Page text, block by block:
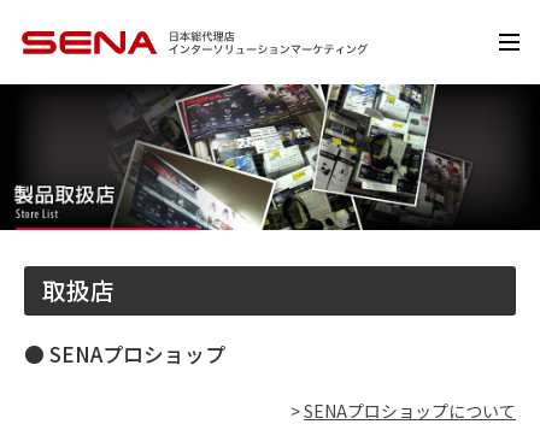
取扱店
● SENAプロショップ
>SENAプロショップについて